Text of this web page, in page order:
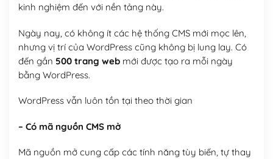
kinh nghiệm đến với nền tảng này.
Ngày nay, có không ít các hệ thống CMS mới mọc lên,
nhưng vị trí của WordPress cũng không bị lung lay. Có
đến gần 500 trang webmới được tạo ra mỗi ngày
bằng WordPress.
WordPress vẫn luôn tồn tại theo thời gian
– Có mã nguồn CMS mở
Mã nguồn mở cung cấp các tính năng tùy biến, tự thay